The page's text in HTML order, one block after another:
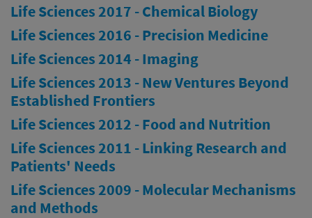
Life Sciences 2017 - Chemical Biology
Life Sciences 2016 - Precision Medicine
Life Sciences 2014 - Imaging
Life Sciences 2013 - New Ventures Beyond
Established Frontiers
Life Sciences 2012 - Food and Nutrition
Life Sciences 2011 - Linking Research and
Patients' Needs
Life Sciences 2009 - Molecular Mechanisms
and Methods